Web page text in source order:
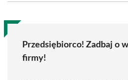
Przedsiębiorco! Zadbaj o
firmy!